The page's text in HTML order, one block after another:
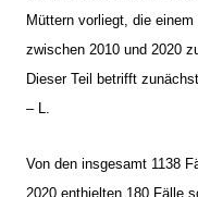
Müttern vorliegt, die
zwischen 2010 und 2020
Dieser Teil betrifft
– L.
Von den insgesamt 1138
2020 enthielten 180 Fälle